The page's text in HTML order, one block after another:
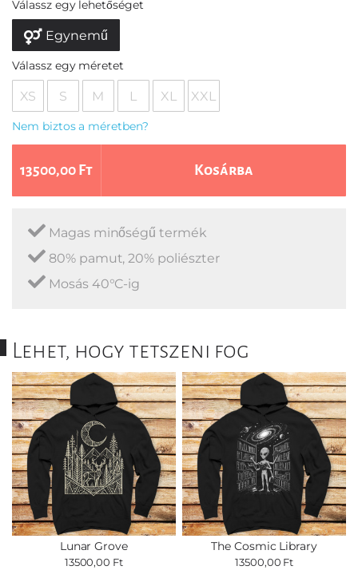
Válassz egy lehetőséget
Egynemű
Válassz egy méretet
XS S M L XL XXL
Nem biztos a méretben?
13500,00 Ft Kosárba
Magas minőségű termék
80% pamut, 20% poliészter
Mosás 40°C-ig
Lehet, hogy tetszeni fog
Lunar Grove
13500,00 Ft
The Cosmic Library
13500,00 Ft